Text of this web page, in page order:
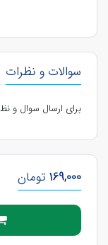
سوالات و نظرات
برای ارسال سوال و
169,000 تومان